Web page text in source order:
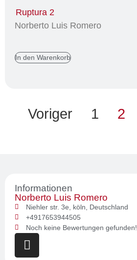
Ruptura 2
Norberto Luis Romero
In den Warenkorb
Voriger 1 2
Informationen
Norberto Luis Romero
Niehler str. 3e, köln,
Deutschland
+4917653944505
Noch keine Bewertungen gefunden!